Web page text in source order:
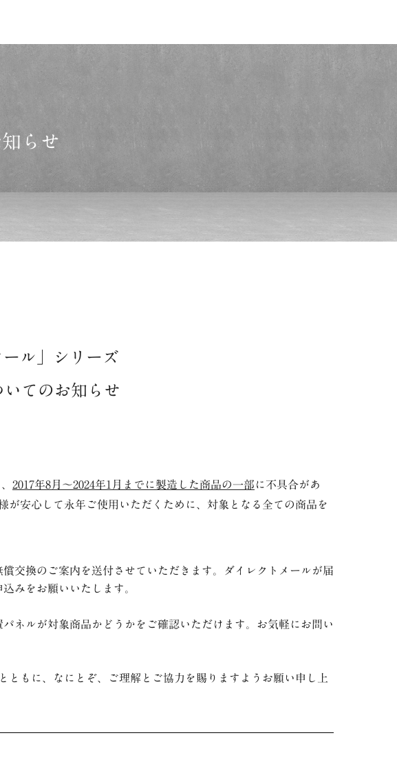
らせ
ル」シリーズ
てのお知らせ
2017年8月～2024年1 月までに製造した商品の一部 に不具合があ
が安心して永年ご使用いただくために、対象となる全ての商品を
交換のご案内を送付させていただきます。
ダイレクトメールが届
込みをお願いいたします。
ネルが対象商品かどうかをご確認いただけます。 お気軽にお問い
ともに、なにとぞ、ご理解とご協力を賜りますようお願い申し上